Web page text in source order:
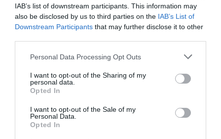
IAB’s list of downstream participants. This information may
also be disclosed by us to third parties on the IAB’s List of
Downstream Participants that may further disclose it to other
Personal Data Processing Opt Outs
I want to opt-out of the Sharing of my
personal data.
Opted In
I want to opt-out of the Sale of my
Personal Data.
Opted In